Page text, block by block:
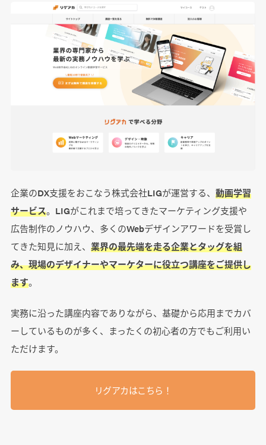
企業のDX支援をおこなう株式会社LIGが運営する、 動画学習
サービス。LIGがこれまで培ってきたマーケティング支援や
広告制作のノウハウ、多くのWebデザインアワードを受賞し
てきた知見に加え、 業界の最先端を走る企業とタッグを組
み、現場のデザイナーやマーケターに役立つ講座をご提供し
ます。
実務に沿った講座内容でありながら、基礎から応用までカバ
ーしているものが多く、まったくの初心者の方でもご利用い
ただけます。
リグアカはこちら！